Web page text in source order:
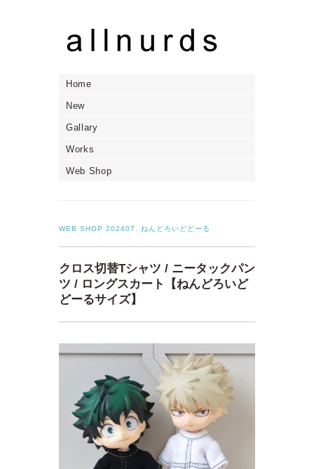
Home
New
Gallary
Works
Web Shop
WEB SHOP 202407 ねんどろいどどーる
クロス切替Tシャツ / ニータックパン
ツ / ロングスカート【ねんどろいど
どーるサイズ】